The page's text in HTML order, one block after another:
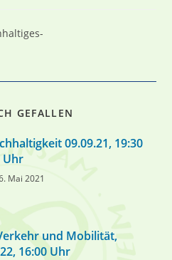
GEFALLEN
09.09.21, 19:30
Uhr
Mai 2021
und Mobilität,
16:00 Uhr